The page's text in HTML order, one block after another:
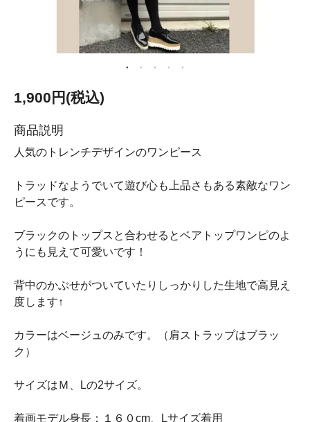
1,900円(税込)
商品説明
人気のトレンチデザインのワンピース
トラッドなようでいて遊び心も上品さもある素敵なワン
ピースです。
ブラックのトップスと合わせるとベアトップワンピのよ
うにも見えて可愛いです！
背中のかぶせがついていたりしっかりした生地で高見え
度します↑
カラーはベージュのみです。（肩ストラップはブラッ
ク）
サイズはＭ、Lの2サイズ。
着画モデル身長：１６０cm、Lサイズ着用